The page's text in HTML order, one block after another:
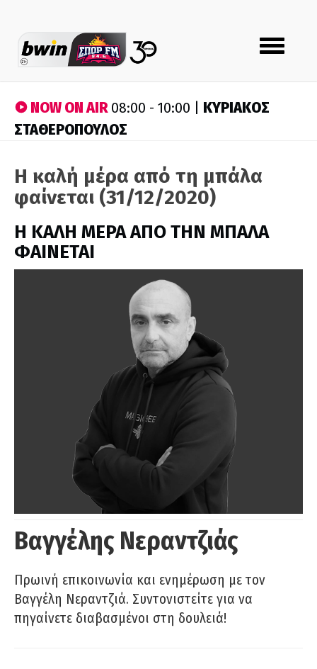
Toggle
navigation
NOW ON AIR08:00 - 10:00 | ΚΥΡΙΑΚΟΣ
ΣΤΑΘΕΡΟΠΟΥΛΟΣ
Η καλή μέρα από τη μπάλα
φαίνεται (31/12/2020)
H ΚΑΛΗ ΜΕΡΑ ΑΠΟ ΤΗΝ ΜΠΑΛΑ
ΦΑΙΝΕΤΑΙ
Βαγγέλης Νεραντζιάς
Πρωινή επικοινωνία και ενημέρωση με τον
Βαγγέλη Νεραντζιά. Συντονιστείτε για να
πηγαίνετε διαβασμένοι στη δουλειά!